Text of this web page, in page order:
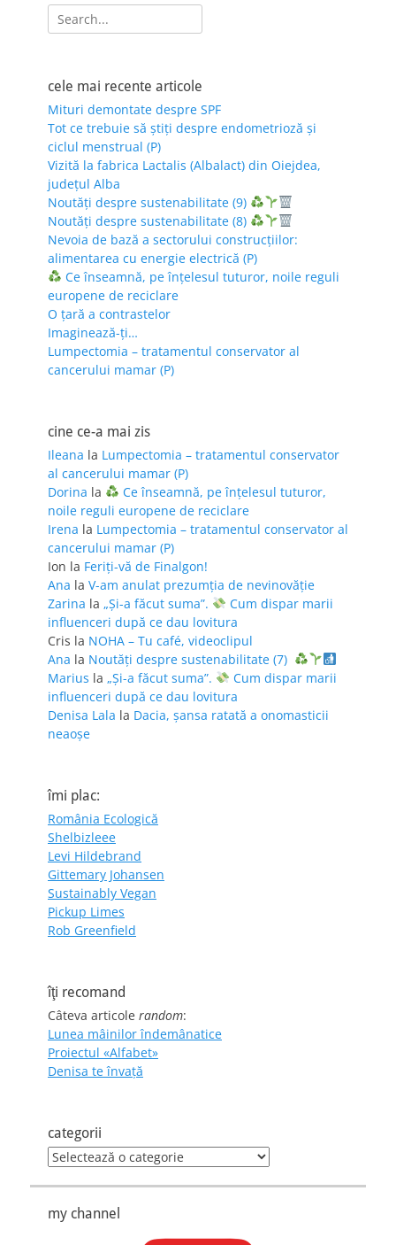
Search
for:
cele mai recente articole
Mituri demontate despre SPF
Tot ce trebuie să știți despre endometrioză și
ciclul menstrual (P)
Vizită la fabrica Lactalis (Albalact) din Oiejdea,
județul Alba
Noutăți despre sustenabilitate (9)
Noutăți despre sustenabilitate (8)
Nevoia de bază a sectorului construcțiilor:
alimentarea cu energie electrică (P)
Ce înseamnă, pe înțelesul tuturor, noile reguli
europene de reciclare
O țară a contrastelor
Imaginează-ți…
Lumpectomia – tratamentul conservator al
cancerului mamar (P)
cine ce-a mai zis
Ileana la Lumpectomia – tratamentul conservator
al cancerului mamar (P)
Dorina la
Ce înseamnă, pe înțelesul tuturor,
noile reguli europene de reciclare
Irena la Lumpectomia – tratamentul conservator al
cancerului mamar (P)
Ion la Feriţi-vă de Finalgon!
Ana la V-am anulat prezumția de nevinovăție
Zarina la „Și-a făcut suma”.
Cum dispar marii
influenceri după ce dau lovitura
Cris la NOHA – Tu café, videoclipul
Ana la Noutăți despre sustenabilitate (7)
Marius la „Și-a făcut suma”.
Cum dispar marii
influenceri după ce dau lovitura
Denisa Lala la Dacia, șansa ratată a onomasticii
neaoșe
îmi plac:
România Ecologică
Shelbizleee
Levi Hildebrand
Gittemary Johansen
Sustainably Vegan
Pickup Limes
Rob Greenfield
îţi recomand
Câteva articole random:
Lunea mâinilor îndemânatice
Proiectul «Alfabet»
Denisa te învaţă
categorii
categorii
my channel